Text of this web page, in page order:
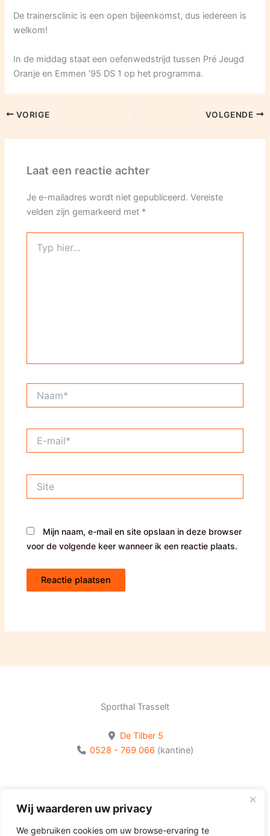
Wij waarderen uw privacy
We gebruiken cookies om uw browse-ervaring te
De trainersclinic is een open bijeenkomst, dus iedereen is
welkom!
In de middag staat een oefenwedstrijd tussen Pré Jeugd
Oranje en Emmen ’95 DS 1 op het programma.
VORIGE VOLGENDE
Laat een reactie achter
Je e-mailadres wordt niet gepubliceerd. Vereiste
velden zijn gemarkeerd met *
hier...
mail*
Mijn naam, e-mail en site opslaan in deze browser
voor de volgende keer wanneer ik een reactie plaats.
Sporthal Trasselt
De Tilber 5
0528 - 769 066 (kantine)
Volg Olhaco op Facebook